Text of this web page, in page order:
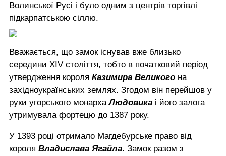
Волинської Русі і було одним з центрів торгівлі
підкарпатською сіллю.
Вважається, що замок існував вже близько
середини XIV століття, тобто в початковий період
утвердження короля Казимира Великого на
західноукраїнських землях. Згодом він перейшов у
руки угорського монархаЛюдовика і його залога
утримувала фортецю до 1387 року.
У 1393 році отримало Магдебурське право від
короля Владислава Ягайла. Замок разом з